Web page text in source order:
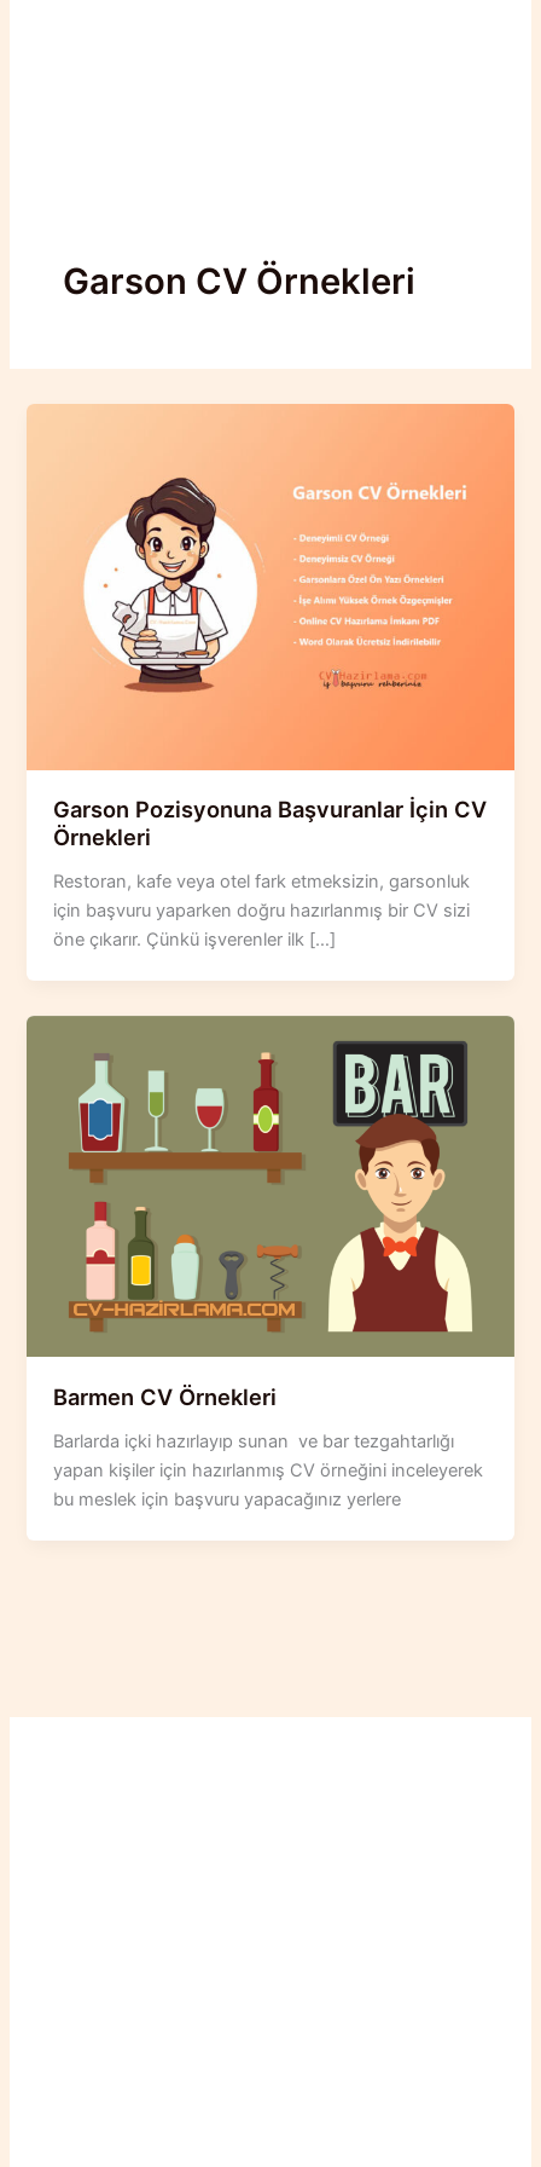
Garson CV Örnekleri
Garson Pozisyonuna Başvuranlar İçin CV
Örnekleri
Restoran, kafe veya otel fark etmeksizin, garsonluk
için başvuru yaparken doğru hazırlanmış bir CV sizi
öne çıkarır. Çünkü işverenler ilk […]
Barmen CV Örnekleri
Barlarda içki hazırlayıp sunan ve bar tezgahtarlığı
yapan kişiler için hazırlanmış CV örneğini inceleyerek
bu meslek için başvuru yapacağınız yerlere